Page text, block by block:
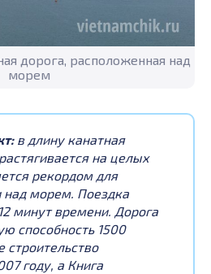
дорога, расположенная над
морем
в длину канатная
на целых
рекордом для
над морем. Поездка
минут времени. Дорога
способность 1500
строительство
году, а Книга